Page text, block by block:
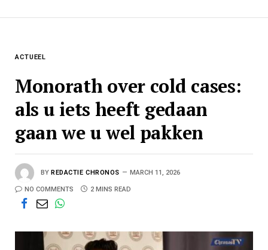
ACTUEEL
Monorath over cold cases:
als u iets heeft gedaan
gaan we u wel pakken
BY REDACTIE CHRONOS MARCH 11, 2026
NO COMMENTS 2 MINS READ